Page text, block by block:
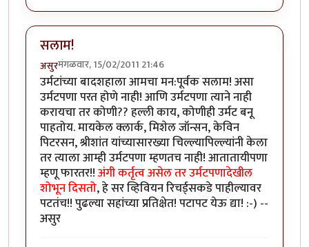
सलाम!
असुरमंगळवार, 15/02/2011 21:46
उर्मटांच्या बादशहाला आमचा मन:पूर्वक सलाम! असा
उर्मटपणा परत होणे नाही! आणि उर्मटपणा त्याने नाही
करायचा तर कोणी?? हल्ली काय, कोणीही उर्मट बनू
पाहतोय. मायकेल क्लार्क, मिशेल जॉन्सन, केविन
पिटरसन, श्रीशांत यांच्यासारख्या चिल्ल्यापिल्ल्यांनी केला
तर त्याला आम्ही उर्मटपणा म्हणतच नाही! आतातायीपणा
म्हणू फारतर!!अंगी कर्तृत्व असेल तर उर्मटपणादेखील
शोभून दिसतो, हे सर व्हिवियन रिचर्ड्सकडे पाहील्यावर
पटतंच!! पुढल्या सहांच्या प्रतिक्षेत! पटापट येऊ द्या! :-) --
असुर